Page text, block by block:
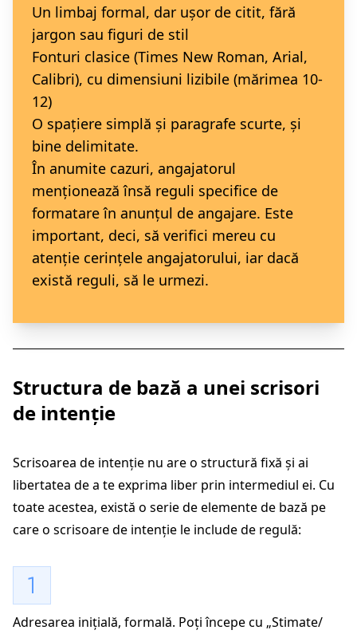
Un limbaj formal, dar ușor de citit, fără
jargon sau figuri de stil
Fonturi clasice (Times New Roman, Arial,
Calibri), cu dimensiuni lizibile (mărimea 10-
12)
O spațiere simplă și paragrafe scurte, și
bine delimitate.
În anumite cazuri, angajatorul
menționează însă reguli specifice de
formatare în anunțul de angajare. Este
important, deci, să verifici mereu cu
atenție cerințele angajatorului, iar dacă
există reguli, să le urmezi.
Structura de bază a unei scrisori
de intenție
Scrisoarea de intenție nu are o structură fixă și ai
libertatea de a te exprima liber prin intermediul ei. Cu
toate acestea, există o serie de elemente de bază pe
care o scrisoare de intenție le include de regulă:
Adresarea inițială, formală. Poți începe cu „Stimate/